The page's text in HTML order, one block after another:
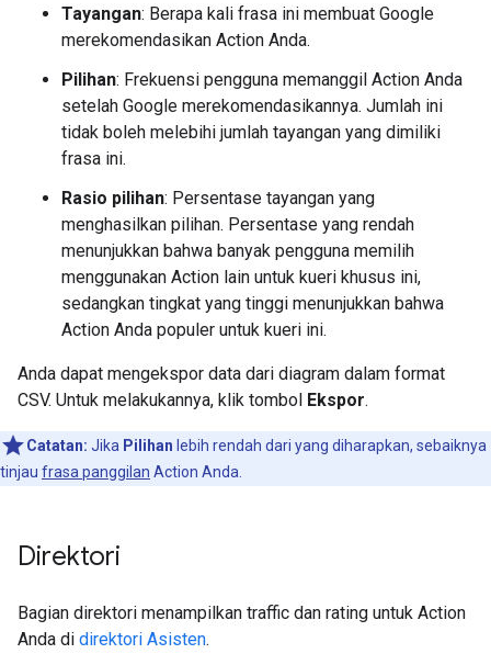
Tayangan: Berapa kali frasa ini membuat Google
merekomendasikan Action Anda.
Pilihan: Frekuensi pengguna memanggil Action Anda
setelah Google merekomendasikannya. Jumlah ini
tidak boleh melebihi jumlah tayangan yang dimiliki
frasa ini.
Rasio pilihan: Persentase tayangan yang
menghasilkan pilihan. Persentase yang rendah
menunjukkan bahwa banyak pengguna memilih
menggunakan Action lain untuk kueri khusus ini,
sedangkan tingkat yang tinggi menunjukkan bahwa
Action Anda populer untuk kueri ini.
Anda dapat mengekspor data dari diagram dalam format
CSV. Untuk melakukannya, klik tombol Ekspor.
Catatan: Jika Pilihan lebih rendah dari yang diharapkan, sebaiknya
tinjau frasa panggilan Action Anda.
Direktori
Bagian direktori menampilkan traffic dan rating untuk Action
Anda di direktori Asisten.